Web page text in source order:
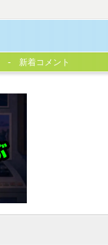
新着コメント